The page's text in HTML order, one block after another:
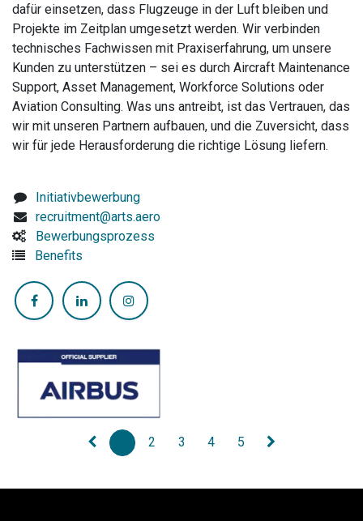
dafür einsetzen, dass Flugzeuge in der Luft bleiben und
Projekte im Zeitplan umgesetzt werden. Wir verbinden
technisches Fachwissen mit Praxiserfahrung, um unsere
Kunden zu unterstützen – sei es durch Aircraft Maintenance
Support, Asset Management, Workforce Solutions oder
Aviation Consulting. Was uns antreibt, ist das Vertrauen, das
wir mit unseren Partnern aufbauen, und die Zuversicht, dass
wir für jede Herausforderung die richtige Lösung liefern.
Initiativbewerbung
recruitment@arts.aero
Bewerbungsprozess
Benefits
2 3 4 5